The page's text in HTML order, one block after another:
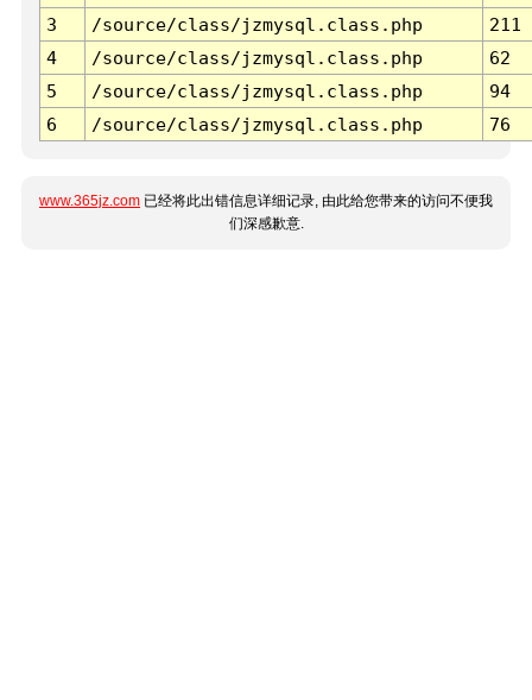
3 /source/class/jzmysql.class.php
211
4
/source/class/jzmysql.class.php
62
5
/source/class/jzmysql.class.php
94
6
/source/class/jzmysql.class.php 76
www.365jz.com 已经将此出错信息详细记录, 由此给您带来的访问不便我
们深感歉意.